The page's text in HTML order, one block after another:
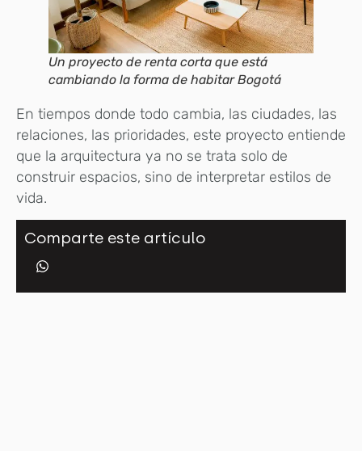
Un proyecto de renta corta que está
cambiando la forma de habitar Bogotá
En tiempos donde todo cambia, las ciudades, las
relaciones, las prioridades, este proyecto entiende
que la arquitectura ya no se trata solo de
construir espacios, sino de interpretar estilos de
vida.
Comparte este artículo